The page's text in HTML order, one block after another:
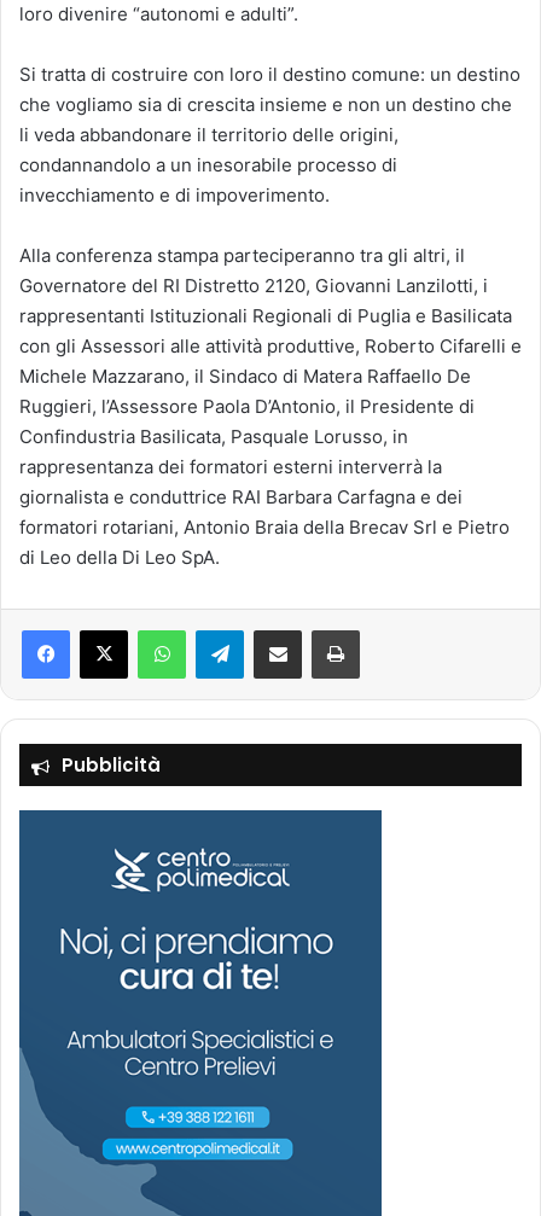
loro divenire “autonomi e adulti”.
Si tratta di costruire con loro il destino comune: un destino
che vogliamo sia di crescita insieme e non un destino che
li veda abbandonare il territorio delle origini,
condannandolo a un inesorabile processo di
invecchiamento e di impoverimento.
Alla conferenza stampa parteciperanno tra gli altri, il
Governatore del RI Distretto 2120, Giovanni Lanzilotti, i
rappresentanti Istituzionali Regionali di Puglia e Basilicata
con gli Assessori alle attività produttive, Roberto Cifarelli e
Michele Mazzarano, il Sindaco di Matera Raffaello De
Ruggieri, l’Assessore Paola D’Antonio, il Presidente di
Confindustria Basilicata, Pasquale Lorusso, in
rappresentanza dei formatori esterni interverrà la
giornalista e conduttrice RAI Barbara Carfagna e dei
formatori rotariani, Antonio Braia della Brecav Srl e Pietro
di Leo della Di Leo SpA.
Telegram
Pubblicità